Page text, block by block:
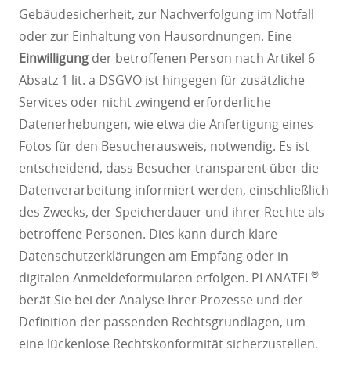
Gebäudesicherheit, zur Nachverfolgung im Notfall
oder zur Einhaltung von Hausordnungen. Eine
Einwilligung der betroffenen Person nach Artikel 6
Absatz 1 lit. a DSGVO ist hingegen für zusätzliche
Services oder nicht zwingend erforderliche
Datenerhebungen, wie etwa die Anfertigung eines
Fotos für den Besucherausweis, notwendig. Es ist
entscheidend, dass Besucher transparent über die
Datenverarbeitung informiert werden, einschließlich
des Zwecks, der Speicherdauer und ihrer Rechte als
betroffene Personen. Dies kann durch klare
Datenschutzerklärungen am Empfang oder in
digitalen Anmeldeformularen erfolgen. PLANATEL®
berät Sie bei der Analyse Ihrer Prozesse und der
Definition der passenden Rechtsgrundlagen, um
eine lückenlose Rechtskonformität sicherzustellen.